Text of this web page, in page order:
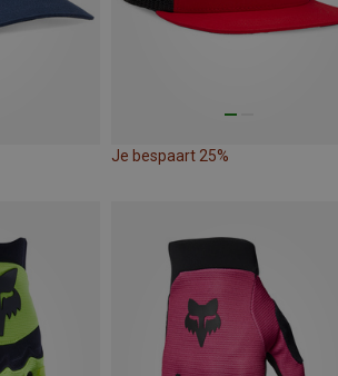
Je bespaart 25%